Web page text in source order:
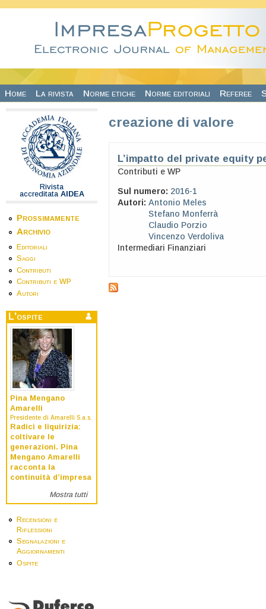
Home La rivista Norme etiche Norme editoriali Referee
Rivista
accreditata AIDEA
Prossimamente
Archivio
Editoriali
Saggi
Contributi
Contributi e WP
Autori
L'ospite
Pina Mengano
Amarelli
Presidente di Amarelli S.a.s.
Radici e liquirizia:
coltivare le
generazioni. Pina
Mengano Amarelli
racconta la
continuità d’impresa
Mostra tutti
Recensioni e
Riflessioni
Segnalazioni e
Aggiornamenti
Ospite
creazione di valore
L’impatto del private equity
Contributi e WP
Sul numero: 2016-1
Autori: Antonio Meles
Stefano Monferrà
Claudio Porzio
Vincenzo Verdoliva
Intermediari Finanziari